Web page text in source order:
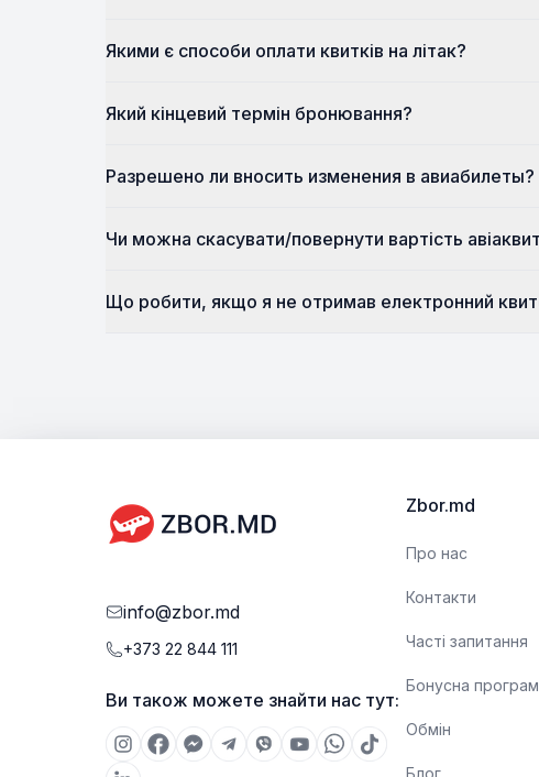
Якими є способи оплати квитків на літак?
Який кінцевий термін бронювання?
Разрешено ли вносить изменения в авиабилеты?
Чи можна скасувати/повернути вартість
Що робити, якщо я не отримав електронний
info@zbor.md
+373 22 844 111
Ви також можете знайти нас тут:
Zbor.md
Про нас
Контакти
Часті запитання
Бонусна
Обмін
Блог